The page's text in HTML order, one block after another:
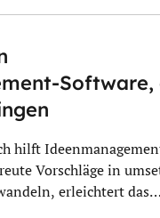
Software,
hilft
Vorschläge in
erleichtert das